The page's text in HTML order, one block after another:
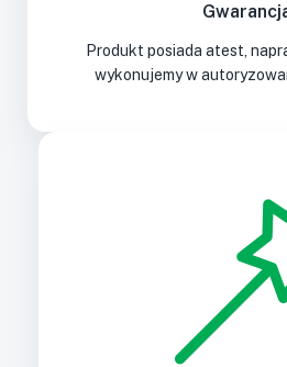
Produkt posiada atest,
wykonujemy w